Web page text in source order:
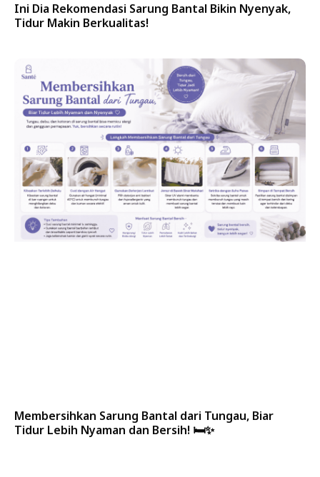
Ini Dia Rekomendasi Sarung Bantal Bikin Nyenyak,
Tidur Makin Berkualitas!
Membersihkan Sarung Bantal dari Tungau, Biar
Tidur Lebih Nyaman dan Bersih! 🛏️✨